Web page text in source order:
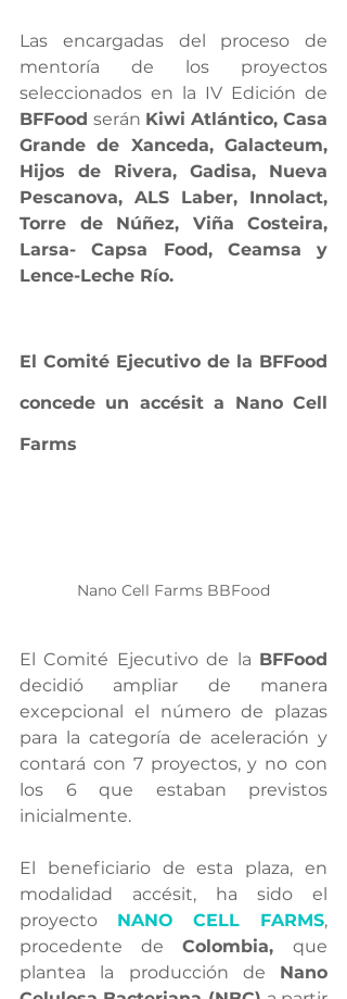
Las encargadas del proceso de
mentoría de los proyectos
seleccionados en la IV Edición de
BFFood serán Kiwi Atlántico, Casa
Grande de Xanceda, Galacteum,
Hijos de Rivera, Gadisa, Nueva
Pescanova, ALS Laber, Innolact,
Torre de Núñez, Viña Costeira,
Larsa- Capsa Food, Ceamsa y
Lence-Leche Río.
El Comité Ejecutivo de la BFFood
concede un accésit a Nano Cell
Farms
Nano Cell Farms BBFood
El Comité Ejecutivo de la BFFood
decidió ampliar de manera
excepcional el número de plazas
para la categoría de aceleración y
contará con 7 proyectos, y no con
los 6 que estaban previstos
inicialmente.
El beneficiario de esta plaza, en
modalidad accésit, ha sido el
proyecto NANO CELL FARMS,
procedente de Colombia, que
plantea la producción de Nano